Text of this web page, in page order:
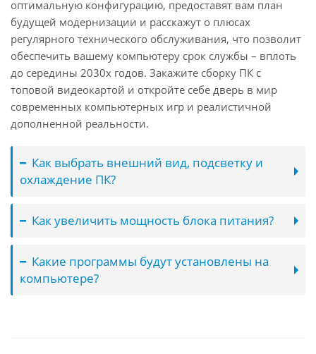
оптимальную конфигурацию, предоставят вам план
будущей модернизации и расскажут о плюсах
регулярного технического обслуживания, что позволит
обеспечить вашему компьютеру срок службы – вплоть
до середины 2030х годов. Закажите сборку ПК с
топовой видеокартой и откройте себе дверь в мир
современных компьютерных игр и реалистичной
дополненной реальности.
Как выбрать внешний вид, подсветку и
охлаждение ПК?
Как увеличить мощность блока питания?
Какие программы будут установлены на
компьютере?